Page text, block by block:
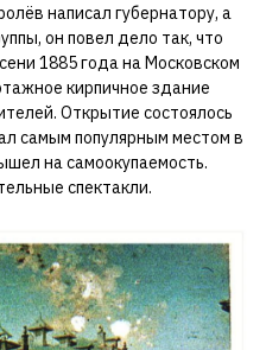
написал губернатору, а
он повел дело так, что
1885 года на Московском
кирпичное здание
Открытие состоялось
самым популярным местом в
на самоокупаемость.
спектакли.